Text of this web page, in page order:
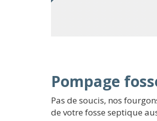
Pompage
Pas de soucis, nos
de votre fosse septique